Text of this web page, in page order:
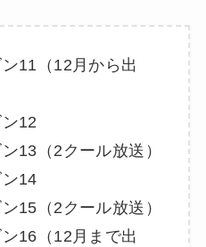
11（12月から出
12
13（2クール放送）
14
15（2クール放送）
16（12月まで出